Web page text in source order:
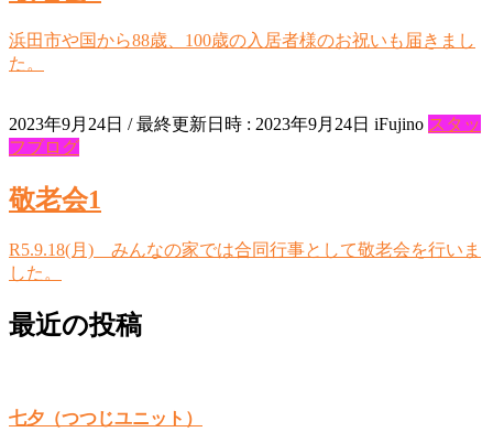
浜田市や国から88歳、100歳の入居者様のお祝いも届きまし
た。
2023年9月24日 / 最終更新日時 : 2023年9月24日 iFujino スタッ
フブログ
敬老会1
R5.9.18(月) みんなの家では合同行事として敬老会を行いま
した。
最近の投稿
七夕（つつじユニット）